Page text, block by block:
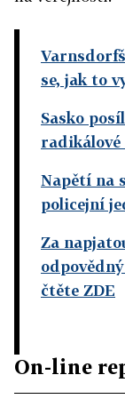
se, jak to
Sasko
Napětí na
policejní
Za
čtěte ZDE
On-line